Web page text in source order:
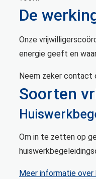
De
Onze
energie geeft en
Neem zeker contact
Soorten
Om in te zetten op
Meer informatie over